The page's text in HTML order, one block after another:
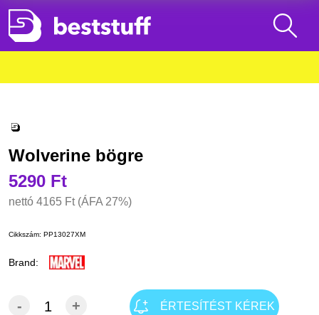
Wolverine bögre
5290 Ft
nettó 4165 Ft (ÁFA 27%)
Cikkszám: PP13027XM
Brand:
- + ÉRTESÍTÉST KÉREK